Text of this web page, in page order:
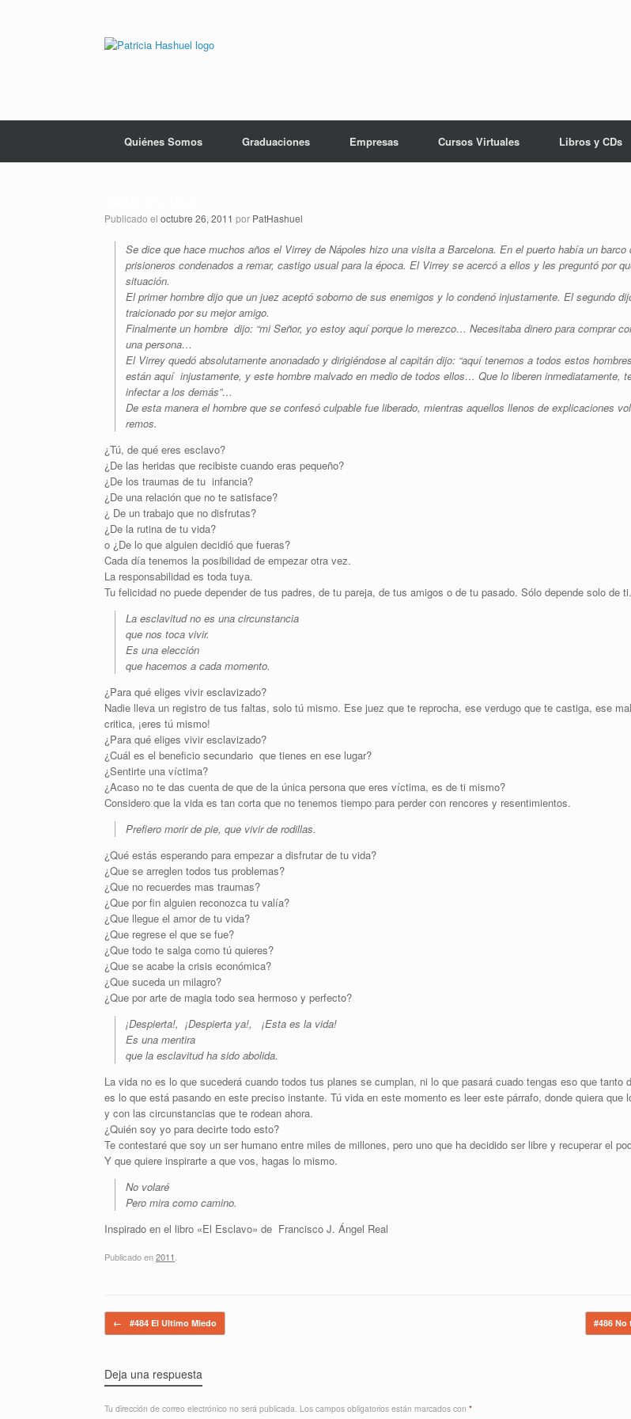
Quiénes Somos Graduaciones Empresas Cursos Virtuales Libros y CDs
Publicado el octubre 26, 2011 por PatHashuel
Se dice que hace muchos años el Virrey de Nápoles hizo una visita a Barcelona. En el puerto había un barco
prisioneros condenados a remar, castigo usual para la época. El Virrey se acercó a ellos y les preguntó por
situación.
El primer hombre dijo que un juez aceptó soborno de sus enemigos y lo condenó injustamente. El segundo
traicionado por su mejor amigo.
Finalmente un hombre dijo: “mi Señor, yo estoy aquí porque lo merezco… Necesitaba dinero para comprar
una persona…
El Virrey quedó absolutamente anonadado y dirigiéndose al capitán dijo: “aquí tenemos a todos estos
están aquí injustamente, y este hombre malvado en medio de todos ellos… Que lo liberen inmediatamente,
infectar a los demás”…
De esta manera el hombre que se confesó culpable fue liberado, mientras aquellos llenos de explicaciones
remos.
¿Tú, de qué eres esclavo?
¿De las heridas que recibiste cuando eras pequeño?
¿De los traumas de tu infancia?
¿De una relación que no te satisface?
¿ De un trabajo que no disfrutas?
¿De la rutina de tu vida?
o ¿De lo que alguien decidió que fueras?
Cada día tenemos la posibilidad de empezar otra vez.
La responsabilidad es toda tuya.
Tu felicidad no puede depender de tus padres, de tu pareja, de tus amigos o de tu pasado. Sólo depende solo de ti.
La esclavitud no es una circunstancia
que nos toca vivir.
Es una elección
que hacemos a cada momento.
¿Para qué eliges vivir esclavizado?
Nadie lleva un registro de tus faltas, solo tú mismo. Ese juez que te reprocha, ese verdugo que te castiga, ese
critica, ¡eres tú mismo!
¿Para qué eliges vivir esclavizado?
¿Cuál es el beneficio secundario que tienes en ese lugar?
¿Sentirte una víctima?
¿Acaso no te das cuenta de que de la única persona que eres víctima, es de ti mismo?
Considero que la vida es tan corta que no tenemos tiempo para perder con rencores y resentimientos.
Prefiero morir de pie, que vivir de rodillas.
¿Qué estás esperando para empezar a disfrutar de tu vida?
¿Que se arreglen todos tus problemas?
¿Que no recuerdes mas traumas?
¿Que por fin alguien reconozca tu valía?
¿Que llegue el amor de tu vida?
¿Que regrese el que se fue?
¿Que todo te salga como tú quieres?
¿Que se acabe la crisis económica?
¿Que suceda un milagro?
¿Que por arte de magia todo sea hermoso y perfecto?
¡Despierta!, ¡Despierta ya!, ¡Esta es la vida!
Es una mentira
que la esclavitud ha sido abolida.
La vida no es lo que sucederá cuando todos tus planes se cumplan, ni lo que pasará cuado tengas eso que tanto
es lo que está pasando en este preciso instante. Tú vida en este momento es leer este párrafo, donde quiera que
y con las circunstancias que te rodean ahora.
¿Quién soy yo para decirte todo esto?
Te contestaré que soy un ser humano entre miles de millones, pero uno que ha decidido ser libre y recuperar el
Y que quiere inspirarte a que vos, hagas lo mismo.
No volaré
Pero mira como camino.
Inspirado en el libro «El Esclavo» de Francisco J. Ángel Real
Publicado en2011
Navegador de artículos
← #484 El Ultimo Miedo #486
Deja una respuesta
Tu dirección de correo electrónico no será publicada. Los campos obligatorios están marcados con *